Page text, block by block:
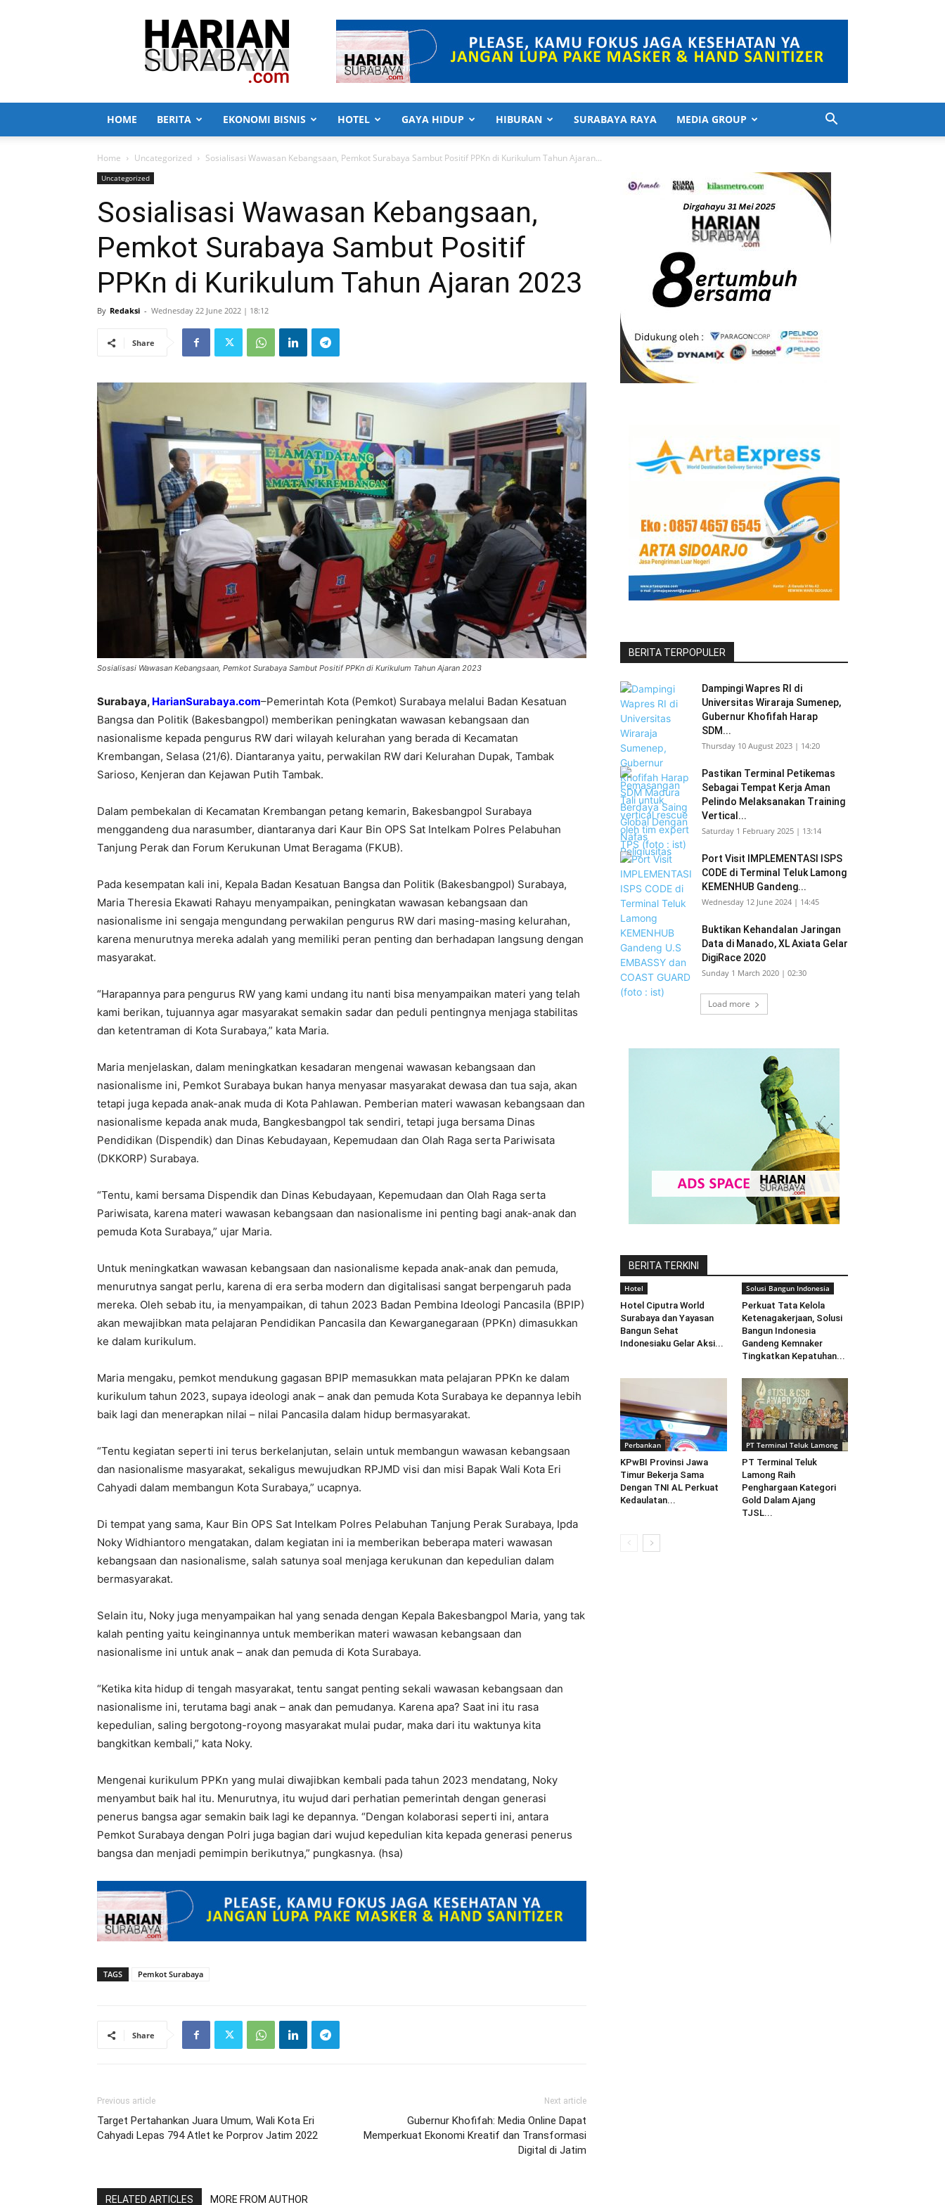
Harian
Surabaya
HOME BERITA EKONOMI BISNIS HOTEL GAYA HIDUP HIBURAN SURABAYA RAYA MEDIA GROUP
Home Uncategorized Sosialisasi Wawasan Kebangsaan, Pemkot Surabaya Sambut Positif PPKn di Kurikulum Tahun Ajaran...
Uncategorized
Sosialisasi Wawasan Kebangsaan,
Pemkot Surabaya Sambut Positif
PPKn di Kurikulum Tahun Ajaran 2023
By Redaksi - Wednesday 22 June 2022 | 18:12
Share
Sosialisasi Wawasan Kebangsaan, Pemkot Surabaya Sambut Positif PPKn di Kurikulum Tahun Ajaran 2023
Surabaya, HarianSurabaya.com–Pemerintah Kota (Pemkot) Surabaya melalui Badan Kesatuan
Bangsa dan Politik (Bakesbangpol) memberikan peningkatan wawasan kebangsaan dan
nasionalisme kepada pengurus RW dari wilayah kelurahan yang berada di Kecamatan
Krembangan, Selasa (21/6). Diantaranya yaitu, perwakilan RW dari Kelurahan Dupak, Tambak
Sarioso, Kenjeran dan Kejawan Putih Tambak.
Dalam pembekalan di Kecamatan Krembangan petang kemarin, Bakesbangpol Surabaya
menggandeng dua narasumber, diantaranya dari Kaur Bin OPS Sat Intelkam Polres Pelabuhan
Tanjung Perak dan Forum Kerukunan Umat Beragama (FKUB).
Pada kesempatan kali ini, Kepala Badan Kesatuan Bangsa dan Politik (Bakesbangpol) Surabaya,
Maria Theresia Ekawati Rahayu menyampaikan, peningkatan wawasan kebangsaan dan
nasionalisme ini sengaja mengundang perwakilan pengurus RW dari masing-masing kelurahan,
karena menurutnya mereka adalah yang memiliki peran penting dan berhadapan langsung dengan
masyarakat.
“Harapannya para pengurus RW yang kami undang itu nanti bisa menyampaikan materi yang telah
kami berikan, tujuannya agar masyarakat semakin sadar dan peduli pentingnya menjaga stabilitas
dan ketentraman di Kota Surabaya,” kata Maria.
Maria menjelaskan, dalam meningkatkan kesadaran mengenai wawasan kebangsaan dan
nasionalisme ini, Pemkot Surabaya bukan hanya menyasar masyarakat dewasa dan tua saja, akan
tetapi juga kepada anak-anak muda di Kota Pahlawan. Pemberian materi wawasan kebangsaan dan
nasionalisme kepada anak muda, Bangkesbangpol tak sendiri, tetapi juga bersama Dinas
Pendidikan (Dispendik) dan Dinas Kebudayaan, Kepemudaan dan Olah Raga serta Pariwisata
(DKKORP) Surabaya.
“Tentu, kami bersama Dispendik dan Dinas Kebudayaan, Kepemudaan dan Olah Raga serta
Pariwisata, karena materi wawasan kebangsaan dan nasionalisme ini penting bagi anak-anak dan
pemuda Kota Surabaya,” ujar Maria.
Untuk meningkatkan wawasan kebangsaan dan nasionalisme kepada anak-anak dan pemuda,
menurutnya sangat perlu, karena di era serba modern dan digitalisasi sangat berpengaruh pada
mereka. Oleh sebab itu, ia menyampaikan, di tahun 2023 Badan Pembina Ideologi Pancasila (BPIP)
akan mewajibkan mata pelajaran Pendidikan Pancasila dan Kewarganegaraan (PPKn) dimasukkan
ke dalam kurikulum.
Maria mengaku, pemkot mendukung gagasan BPIP memasukkan mata pelajaran PPKn ke dalam
kurikulum tahun 2023, supaya ideologi anak – anak dan pemuda Kota Surabaya ke depannya lebih
baik lagi dan menerapkan nilai – nilai Pancasila dalam hidup bermasyarakat.
“Tentu kegiatan seperti ini terus berkelanjutan, selain untuk membangun wawasan kebangsaan
dan nasionalisme masyarakat, sekaligus mewujudkan RPJMD visi dan misi Bapak Wali Kota Eri
Cahyadi dalam membangun Kota Surabaya,” ucapnya.
Di tempat yang sama, Kaur Bin OPS Sat Intelkam Polres Pelabuhan Tanjung Perak Surabaya, Ipda
Noky Widhiantoro mengatakan, dalam kegiatan ini ia memberikan beberapa materi wawasan
kebangsaan dan nasionalisme, salah satunya soal menjaga kerukunan dan kepedulian dalam
bermasyarakat.
Selain itu, Noky juga menyampaikan hal yang senada dengan Kepala Bakesbangpol Maria, yang tak
kalah penting yaitu keinginannya untuk memberikan materi wawasan kebangsaan dan
nasionalisme ini untuk anak – anak dan pemuda di Kota Surabaya.
“Ketika kita hidup di tengah masyarakat, tentu sangat penting sekali wawasan kebangsaan dan
nasionalisme ini, terutama bagi anak – anak dan pemudanya. Karena apa? Saat ini itu rasa
kepedulian, saling bergotong-royong masyarakat mulai pudar, maka dari itu waktunya kita
bangkitkan kembali,” kata Noky.
Mengenai kurikulum PPKn yang mulai diwajibkan kembali pada tahun 2023 mendatang, Noky
menyambut baik hal itu. Menurutnya, itu wujud dari perhatian pemerintah dengan generasi
penerus bangsa agar semakin baik lagi ke depannya. “Dengan kolaborasi seperti ini, antara
Pemkot Surabaya dengan Polri juga bagian dari wujud kepedulian kita kepada generasi penerus
bangsa dan menjadi pemimpin berikutnya,” pungkasnya. (hsa)
TAGS Pemkot Surabaya
Share
Previous article
Target Pertahankan Juara Umum, Wali Kota Eri
Cahyadi Lepas 794 Atlet ke Porprov Jatim 2022
Next article
Gubernur Khofifah: Media Online Dapat
Memperkuat Ekonomi Kreatif dan Transformasi
Digital di Jatim
RELATED ARTICLES MORE FROM AUTHOR
BERITA TERPOPULER
Dampingi Wapres RI di
Universitas Wiraraja Sumenep,
Gubernur Khofifah Harap
SDM...
Thursday 10 August 2023 | 14:20
Pastikan Terminal Petikemas
Sebagai Tempat Kerja Aman
Pelindo Melaksanakan Training
Vertical...
Saturday 1 February 2025 | 13:14
Port Visit IMPLEMENTASI ISPS
CODE di Terminal Teluk Lamong
KEMENHUB Gandeng...
Wednesday 12 June 2024 | 14:45
Buktikan Kehandalan Jaringan
Data di Manado, XL Axiata Gelar
DigiRace 2020
Sunday 1 March 2020 | 02:30
Load more
BERITA TERKINI
Hotel
Hotel Ciputra World
Surabaya dan Yayasan
Bangun Sehat
Indonesiaku Gelar Aksi...
Solusi Bangun Indonesia
Perkuat Tata Kelola
Ketenagakerjaan, Solusi
Bangun Indonesia
Gandeng Kemnaker
Tingkatkan Kepatuhan...
Perbankan
KPwBI Provinsi Jawa
Timur Bekerja Sama
Dengan TNI AL Perkuat
Kedaulatan...
PT Terminal Teluk Lamong
PT Terminal Teluk
Lamong Raih
Penghargaan Kategori
Gold Dalam Ajang
TJSL...